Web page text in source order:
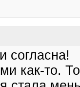
согласна!
как-то.